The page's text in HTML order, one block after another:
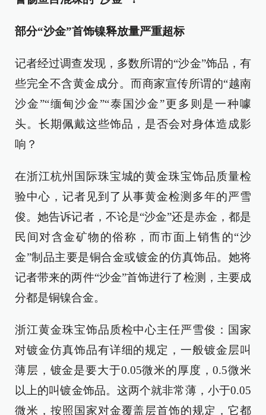
部分“沙金”首饰镍释放量严重超标
记者经过调查发现，多数所谓的“沙金”饰品，有
些完全不含黄金成分。而商家宣传所谓的“越南
沙金”“缅甸沙金”“泰国沙金”更多则是一种噱
头。长期佩戴这些饰品，是否会对身体造成影
响？
在浙江杭州国际珠宝城的黄金珠宝饰品质量检
验中心，记者见到了从事黄金检测多年的严雪
俊。她告诉记者，不论是“沙金”还是赤金，都是
民间对含金矿物的俗称，而市面上销售的“沙
金”制品主要是铜合金或镀金的仿真饰品。她将
记者带来的两件“沙金”首饰进行了检测，主要成
分都是铜镍合金。
浙江黄金珠宝饰品质检中心主任严雪俊：国家
对镀金仿真饰品有详细的规定，一般镀金层叫
薄层，镀金是要大于0.05微米的厚度，0.5微米
以上的叫镀金饰品。这两个就非常薄，小于0.05
微米，按照国家对金覆盖层首饰的规定，它都